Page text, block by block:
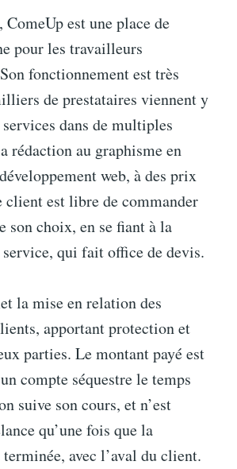
ComeUp est une place de
pour les travailleurs
fonctionnement est très
de prestataires viennent y
dans de multiples
rédaction au graphisme en
web, à des prix
client est libre de commander
son choix, en se fiant à la
qui fait office de devis.
la mise en relation des
apportant protection et
parties. Le montant payé est
compte séquestre le temps
suive son cours, et n’est
qu’une fois que la
avec l’aval du client.